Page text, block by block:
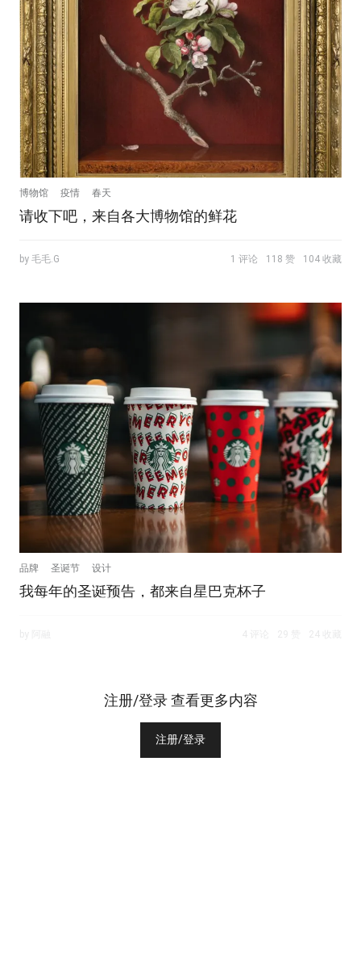
博物馆 疫情 春天
请收下吧，来自各大博物馆的鲜花
by 毛毛.G 1 评论 118 赞 104 收藏
品牌 圣诞节 设计
我每年的圣诞预告，都来自星巴克杯子
注册/登录 查看更多内容
注册/登录